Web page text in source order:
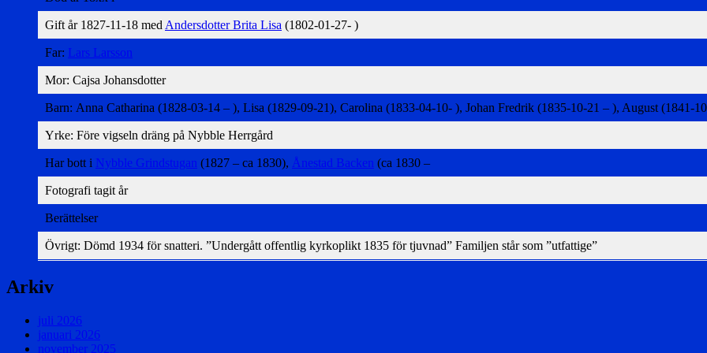
Gift år 1827-11-18 med Andersdotter Brita Lisa (1802-01-27- )
Far: Lars Larsson
Mor: Cajsa Johansdotter
Barn: Anna Catharina (1828-03-14 – ), Lisa (1829-09-21), Carolina (1833-04-10- ), Johan Fredrik (1835-10-21 – ), August (1841-
Yrke: Före vigseln dräng på Nybble Herrgård
Har bott i Nybble Grindstugan (1827 – ca 1830), Ånestad Backen (ca 1830 –
Fotografi tagit år
Berättelser
Övrigt: Dömd 1934 för snatteri. ”Undergått offentlig kyrkoplikt 1835 för tjuvnad” Familjen står som ”utfattige”
Arkiv
juli 2026
januari 2026
november 2025